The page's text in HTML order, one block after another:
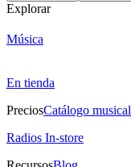
Explorar
Música
En tienda
PreciosCatálogo musical
Radios In-store